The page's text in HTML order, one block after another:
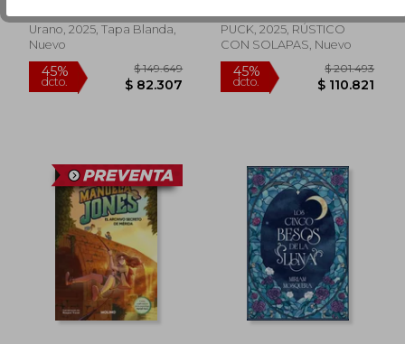
45%
dcto.
$ 112.730
$ 62.001
45%
dcto.
$
Urano, 2025, Tapa Blanda,
Nuevo
PUCK, 2025, RÚSTICO
CON SOLAPAS, Nuevo